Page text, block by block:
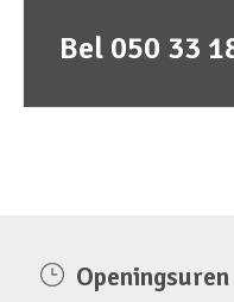
Bel 050 33
Openingsuren